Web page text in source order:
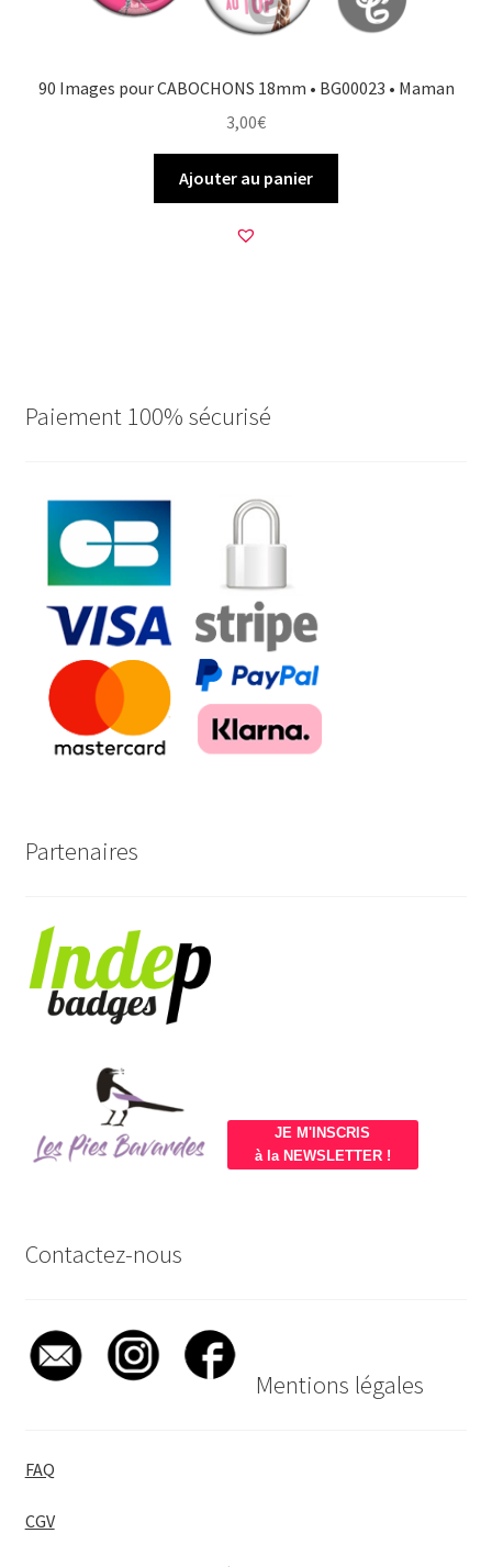
90 Images pour CABOCHONS 18mm • BG00023 • Maman
3,00€
Ajouter au panier
Paiement 100% sécurisé
Partenaires
JE M'INSCRIS
à la NEWSLETTER !
Contactez-nous
Mentions légales
FAQ
CGV